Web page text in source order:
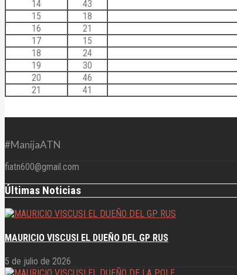
14
43
15
18
16
21
17
15
18
24
19
30
20
46
21
41
#ManijaATN
fiatn600@gmail.com
Últimas Noticias
MAURICIO VISCUSI EL DUEÑO DEL GP RUS
5 de julio de 2026